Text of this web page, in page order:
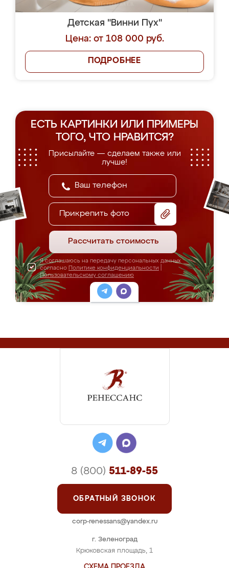
Детская "Винни Пух"
Цена: от 108 000 руб.
ПОДРОБНЕЕ
ЕСТЬ КАРТИНКИ ИЛИ ПРИМЕРЫ
ТОГО, ЧТО НРАВИТСЯ?
Присылайте — сделаем также или
лучше!
Прикрепить фото
Рассчитать стоимость
Я соглашаюсь на передачу персональных данных
согласно Политике конфиденциальности
Пользовательскому соглашению
г. Зеленоград
Крюковская площадь, 1
8 (800) 511-89-55
ОБРАТНЫЙ ЗВОНОК
corp-renessans@yandex.ru